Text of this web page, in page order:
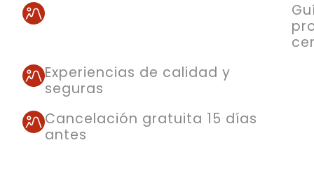
Experiencias de calidad y
seguras
Cancelación gratuita 15 días
antes